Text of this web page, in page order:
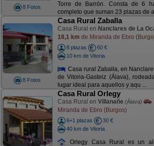
8 Fotos
Torre de Barrón. Consta de 6
completo que suman 23 plazas de
8 Fotos
Casa Rural Zaballa
Casa Rural en Nanclares de La
18,1 km de Miranda de Ebro
8 plazas
60 €
10 km de Vitoria
Casa rural Zaballa, en
de Vitoria-Gasteiz (Álava),
lugar ideal para aquellos y aqu ...
Casa Rural Orlegy
Casa Rural en Villanañe (Álava)
Miranda de Ebro (Burgos)
6+1 plazas
30 €
40 km de Vitoria
Orlegy Casa Rural es un